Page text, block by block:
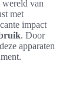
wereld van
met
impact
. Door
apparaten